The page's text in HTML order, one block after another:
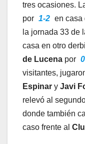
tres ocasiones.
por 1-2 en casa
la jornada 33 de
casa en otro
de Lucena por
visitantes,
Espinar y Javi
relevó al
donde también
caso frente al